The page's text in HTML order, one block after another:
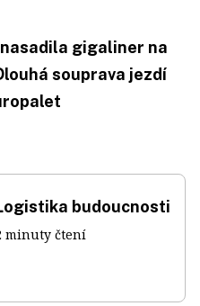
gigaliner na
souprava jezdí
budoucnosti
minuty čtení